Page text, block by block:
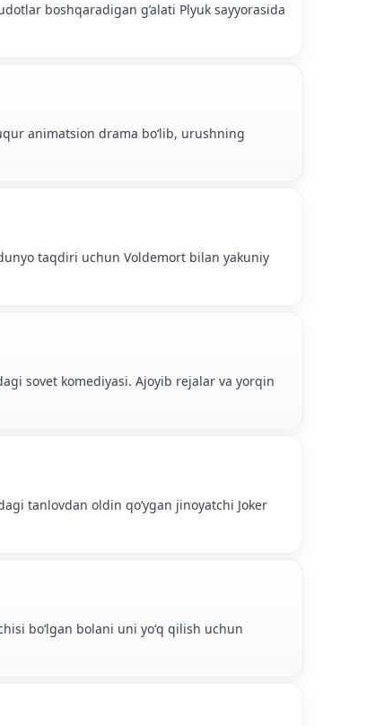
boshqaradigan g’alati Plyuk sayyorasida
animatsion drama boʻlib, urushning
taqdiri uchun Voldemort bilan yakuniy
sovet komediyasi. Ajoyib rejalar va yorqin
tanlovdan oldin qo’ygan jinoyatchi Joker
boʻlgan bolani uni yoʻq qilish uchun